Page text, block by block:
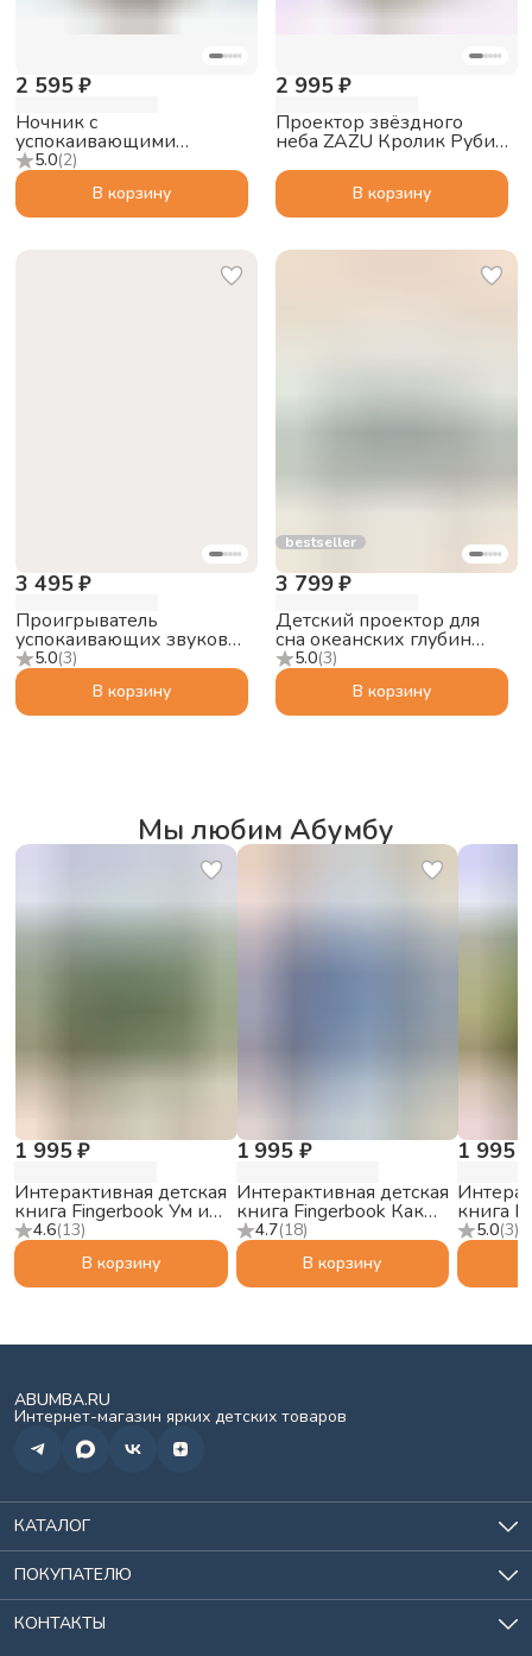
5.0(2)
2 595 ₽
Ночник с
успокаивающими
мелодиями ZAZU Кролик
Бо для малышей
В корзину
2 995 ₽
Проектор звёздного
неба ZAZU Кролик Руби
В корзину
5.0(3)
3 495 ₽
Проигрыватель
успокаивающих звуков
ZAZU Пингвин Фиби
(PHOEBE)
В корзину
bestseller
5.0(3)
3 799 ₽
Детский проектор для
сна океанских глубин
ZAZU Краб Коди (Cody)
В корзину
Мы любим Абумбу
4.6(13)
1 995 ₽
Интерактивная детская
книга Fingerbook Ум и
Хрум
В корзину
4.7(18)
1 995 ₽
Интерактивная детская
книга Fingerbook Как
звучат сны
В корзину
5.0(3)
1 995
книга
Ми-
ABUMBA.RU
Интернет-магазин ярких детских товаров
КАТАЛОГ
Игрушки
Для кормления
Хранение
Спорт и отдых
ПОКУПАТЕЛЮ
О нас
История заказов
КОНТАКТЫ